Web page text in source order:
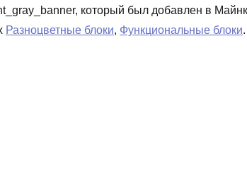
который был добавлен в
Разноцветные блоки, Функциональные блоки.